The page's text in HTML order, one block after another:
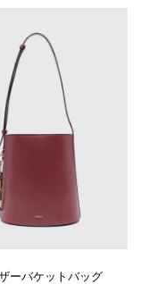
ーバケットバッグ